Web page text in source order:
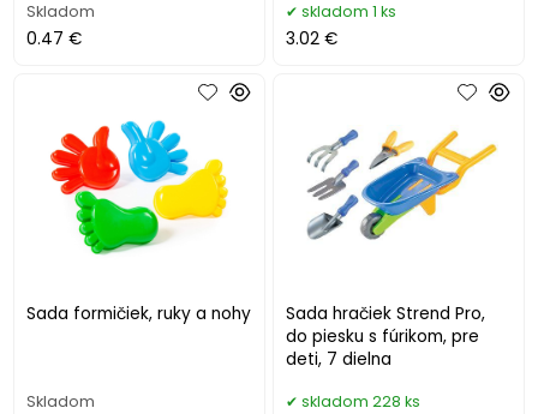
Skladom
0.47 €
skladom 1 ks
3.02 €
Sada formičiek, ruky a nohy
Skladom
Sada hračiek Strend Pro,
do piesku s fúrikom, pre
deti, 7 dielna
skladom 228 ks